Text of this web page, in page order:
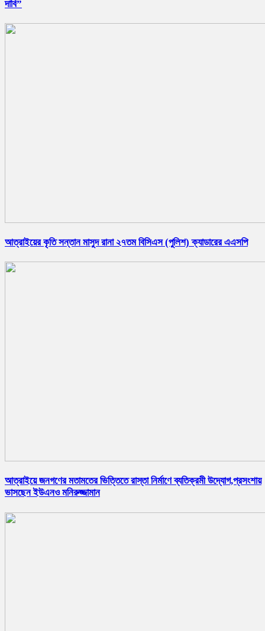
দাবি”
আত্রাইয়ের কৃতি সন্তান মাসুদ রানা ২৭তম বিসিএস (পুলিশ) ক্যাডারের এএসপি
আত্রাইয়ে জনগণের মতামতের ভিত্তিতে রাস্তা নির্মাণে ব্যতিক্রমী উদ্যোগ,প্রসংশায়
ভাসছেন ইউএনও মনিরুজ্জামান